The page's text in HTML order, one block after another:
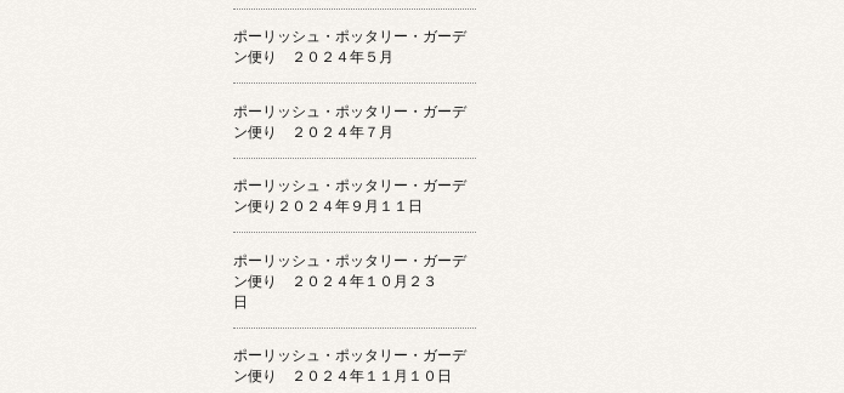
ポーリッシュ・ポッタリー・ガーデ
ン便り ２０２４年５月
ポーリッシュ・ポッタリー・ガーデ
ン便り ２０２４年７月
ポーリッシュ・ポッタリー・ガーデ
ン便り２０２４年９月１１日
ポーリッシュ・ポッタリー・ガーデ
ン便り ２０２４年１０月２３
日
ポーリッシュ・ポッタリー・ガーデ
ン便り ２０２４年１１月１０日